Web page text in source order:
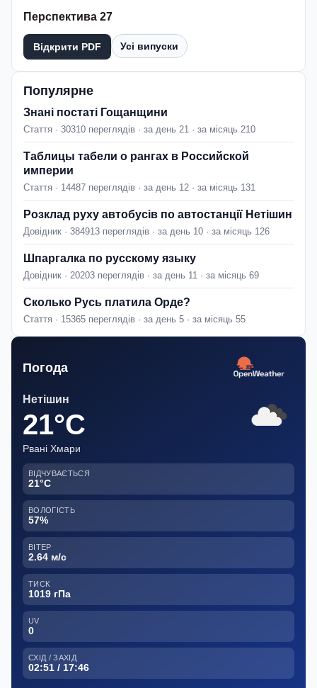
Перспектива 27
Відкрити PDF Усі випуски
Популярне
Знані постаті Гощанщини
Стаття · 30310 переглядів · за день 21 · за місяць 210
Таблицы табели о рангах в Российской
империи
Стаття · 14487 переглядів · за день 12 · за місяць 131
Розклад руху автобусів по автостанції Нетішин
Довідник · 384913 переглядів · за день 10 · за місяць 126
Шпаргалка по русскому языку
Довідник · 20203 переглядів · за день 11 · за місяць 69
Сколько Русь платила Орде?
Стаття · 15365 переглядів · за день 5 · за місяць 55
Погода
Нетішин
21°C
Рвані Хмари
ВІДЧУВАЄТЬСЯ
21°C
ВОЛОГІСТЬ
57%
ВІТЕР
2.64 м/с
ТИСК
1019 гПа
UV
0
СХІД / ЗАХІД
02:51 / 17:46